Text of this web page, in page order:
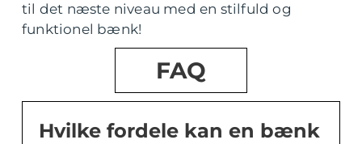
til det næste niveau med en stilfuld og
funktionel bænk!
FAQ
Hvilke fordele kan en bænk